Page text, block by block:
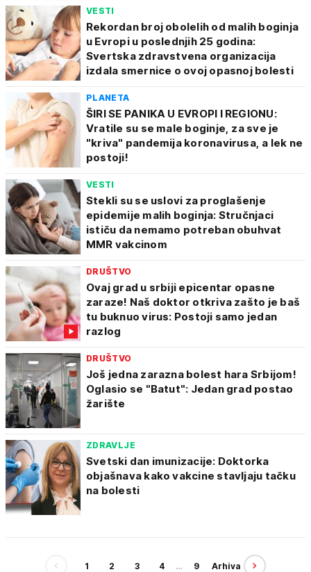
VESTI
Rekordan broj obolelih od malih boginja
u Evropi u poslednjih 25 godina:
Svertska zdravstvena organizacija
izdala smernice o ovoj opasnoj bolesti
PLANETA
ŠIRI SE PANIKA U EVROPI I REGIONU:
Vratile su se male boginje, za sve je
"kriva" pandemija koronavirusa, a lek ne
postoji!
VESTI
Stekli su se uslovi za proglašenje
epidemije malih boginja: Stručnjaci
ističu da nemamo potreban obuhvat
MMR vakcinom
DRUŠTVO
Ovaj grad u srbiji epicentar opasne
zaraze! Naš doktor otkriva zašto je baš
tu buknuo virus: Postoji samo jedan
razlog
DRUŠTVO
Još jedna zarazna bolest hara Srbijom!
Oglasio se "Batut": Jedan grad postao
žarište
ZDRAVLJE
Svetski dan imunizacije: Doktorka
objašnava kako vakcine stavljaju tačku
na bolesti
1 2 3 4 … 9 Arhiva